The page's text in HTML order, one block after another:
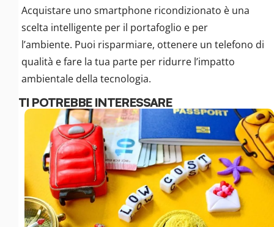
Acquistare uno smartphone ricondizionato è una
scelta intelligente per il portafoglio e per
l’ambiente. Puoi risparmiare, ottenere un telefono di
qualità e fare la tua parte per ridurre l’impatto
ambientale della tecnologia.
TI POTREBBE INTERESSARE